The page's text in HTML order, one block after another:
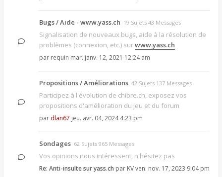
Bugs / Aide - www.yass.ch 19 Sujets 43 Messages
Signalisation de nouveaux bugs, aide à la résolution de
problèmes (connexion, etc.) surwww.yass.ch
par requin mar. janv. 12, 2021 12:24 am
Propositions / Améliorations 42 Sujets 137 Messages
Participez à l'évolution de chibre.ch, exposez vos
propositions d'amélioration du jeu et du forum
par dlan67 jeu. avr. 04, 2024 4:23 pm
Sondages 62 Sujets 965 Messages
Vos opinions nous intéressent, n'hésitez pas
Re: Anti-insulte sur yass.ch par KVven. nov. 17, 2023 9:04 pm